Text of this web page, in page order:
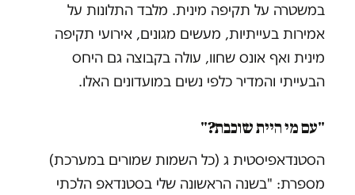
במשטרה על תקיפה מינית. מלבד התלונות על
אמירות בעייתיות, מעשים מגונים, אירועי תקיפה
מינית ואף אונס שחוו, עולה בקבוצה גם היחס
הבעייתי והמדיר כלפי נשים במועדונים האלו.
"עם מי היית שוכבת?"
הסטנדאפיסטית ג (כל השמות שמורים במערכת)
מספרת: "בשנה הראשונה שלי בסטנדאפ הלכתי